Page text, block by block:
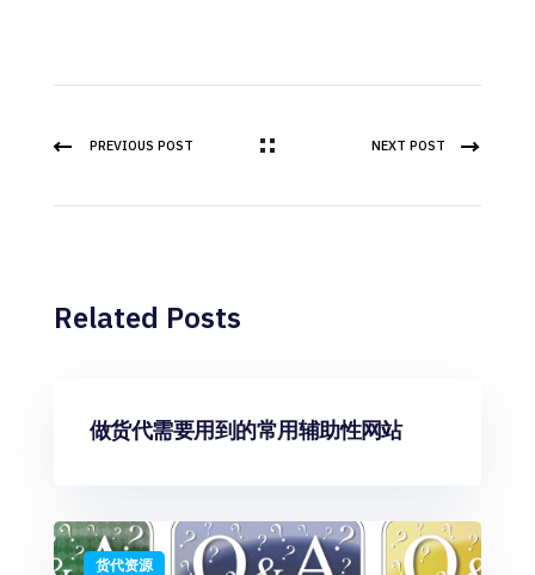
PREVIOUS POST NEXT POST
Related Posts
货代资源
做货代需要用到的常用辅助性网站
货代资源